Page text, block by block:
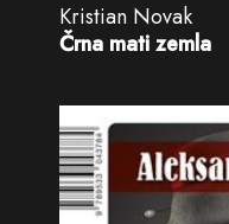
Kristian Novak
Črna mati zemla